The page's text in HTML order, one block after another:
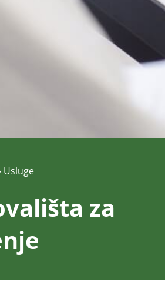
Usluge
za